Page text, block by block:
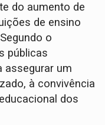
do aumento de
de ensino
o
públicas
assegurar um
à convivência
dos